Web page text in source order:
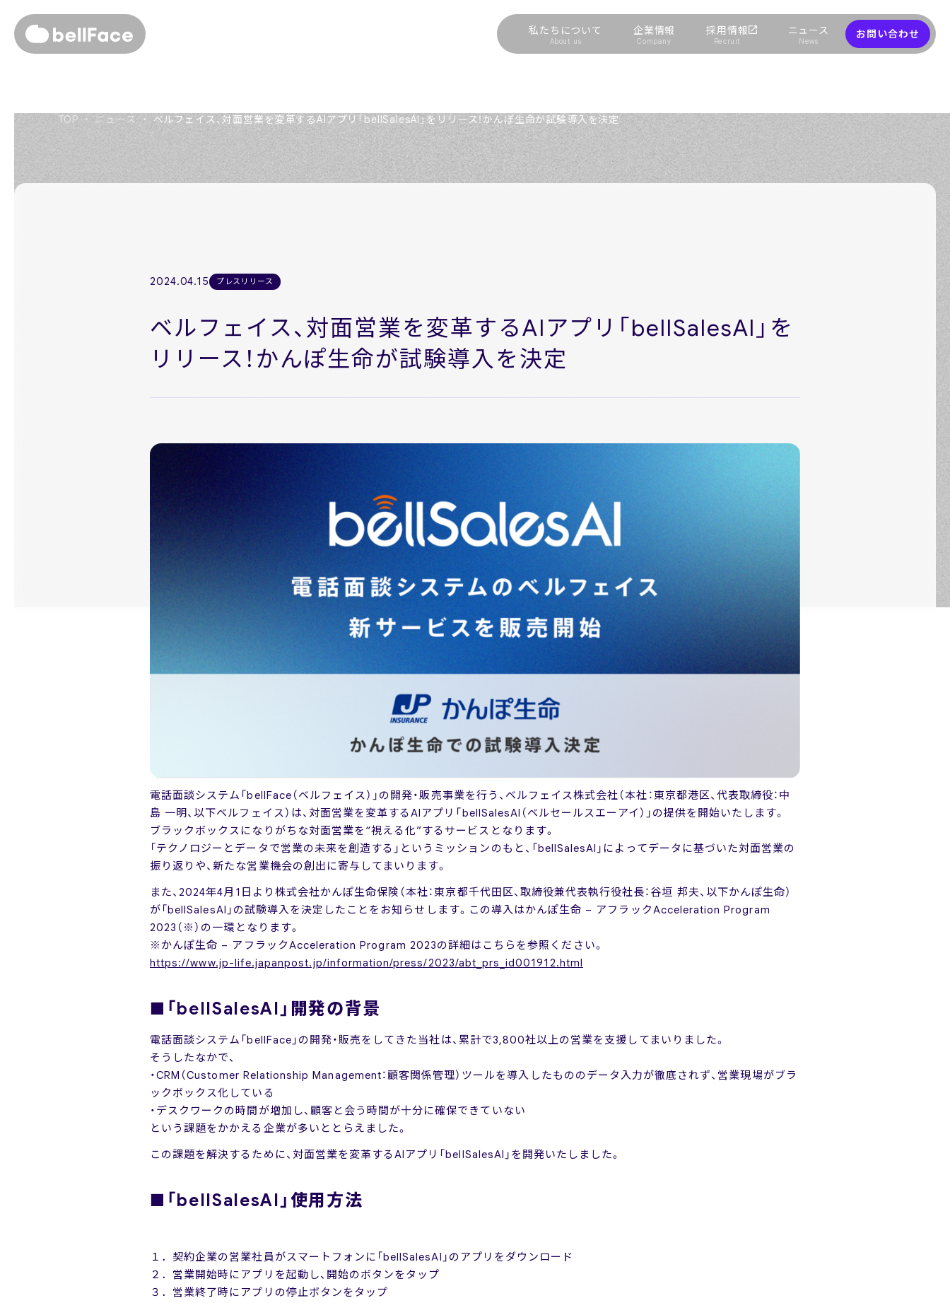
私たちについて
About us
企業情報
Company
採用情報
Recruit
ニュース
News
お問い合わせ
私たちについて
Members
役員紹介
TOP ・ ニュース ・ ベルフェイス、対面営業を変革するAIアプリ「bellSalesAI」をリリース！かんぽ生命が試験導入を決定
2024.04.15 プレスリリース
ベルフェイス、対面営業を変革するAIアプリ「bellSalesAI」を
リリース！かんぽ生命が試験導入を決定
電話面談システム「bellFace（ベルフェイス）」の開発・販売事業を行う、ベルフェイス株式会社（本社：東京都港区、代表取締役：中
島 一明、以下ベルフェイス）は、対面営業を変革するAIアプリ「bellSalesAI（ベルセールスエーアイ）」の提供を開始いたします。
ブラックボックスになりがちな対面営業を“視える化”するサービスとなります。
「テクノロジーとデータで営業の未来を創造する」というミッションのもと、「bellSalesAI」によってデータに基づいた対面営業の
振り返りや、新たな営業機会の創出に寄与してまいります。
また、2024年4月1日より株式会社かんぽ生命保険（本社：東京都千代田区、取締役兼代表執行役社長：谷垣 邦夫、以下かんぽ生命）
が「bellSalesAI」の試験導入を決定したことをお知らせします。この導入はかんぽ生命 – アフラックAcceleration Program
2023（※）の一環となります。
※かんぽ生命 – アフラックAcceleration Program 2023の詳細はこちらを参照ください。
https://www.jp-life.japanpost.jp/information/press/2023/abt_prs_id001912.html
■「bellSalesAI」開発の背景
電話面談システム「bellFace」の開発・販売をしてきた当社は、累計で3,800社以上の営業を支援してまいりました。
そうしたなかで、
・CRM（Customer Relationship Management：顧客関係管理）ツールを導入したもののデータ入力が徹底されず、営業現場がブラ
ックボックス化している
・デスクワークの時間が増加し、顧客と会う時間が十分に確保できていない
という課題をかかえる企業が多いととらえました。
この課題を解決するために、対面営業を変革するAIアプリ「bellSalesAI」を開発いたしました。
■「bellSalesAI」使用方法
１．契約企業の営業社員がスマートフォンに「bellSalesAI」のアプリをダウンロード
２．営業開始時にアプリを起動し、開始のボタンをタップ
３．営業終了時にアプリの停止ボタンをタップ